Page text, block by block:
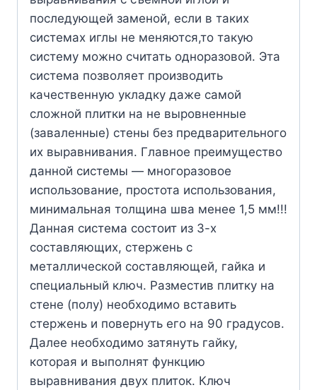
последующей заменой, если в таких
системах иглы не меняются,то такую
систему можно считать одноразовой. Эта
система позволяет производить
качественную укладку даже самой
сложной плитки на не выровненные
(заваленные) стены без предварительного
их выравнивания. Главное преимущество
данной системы — многоразовое
использование, простота использования,
минимальная толщина шва менее 1,5 мм!!!
Данная система состоит из 3-х
составляющих, стержень с
металлической составляющей, гайка и
специальный ключ. Разместив плитку на
стене (полу) необходимо вставить
стержень и повернуть его на 90 градусов.
Далее необходимо затянуть гайку,
которая и выполнят функцию
выравнивания двух плиток. Ключ